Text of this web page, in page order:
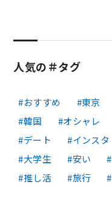
人気の＃タグ
おすすめ 東京
韓国
オシャレ
デート
インスタ
大学生
安い
推し活
旅行